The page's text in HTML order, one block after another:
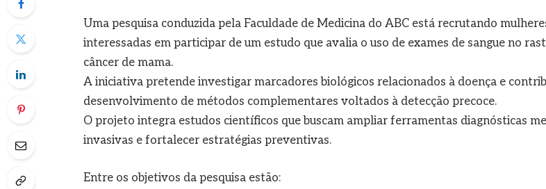
Uma pesquisa conduzida pela Faculdade de Medicina do ABC está recrutando
interessadas em participar de um estudo que avalia o uso de exames de sangue no
câncer de mama.
A iniciativa pretende investigar marcadores biológicos relacionados à doença e
desenvolvimento de métodos complementares voltados à detecção precoce.
O projeto integra estudos científicos que buscam ampliar ferramentas diagnósticas
invasivas e fortalecer estratégias preventivas.
Entre os objetivos da pesquisa estão: